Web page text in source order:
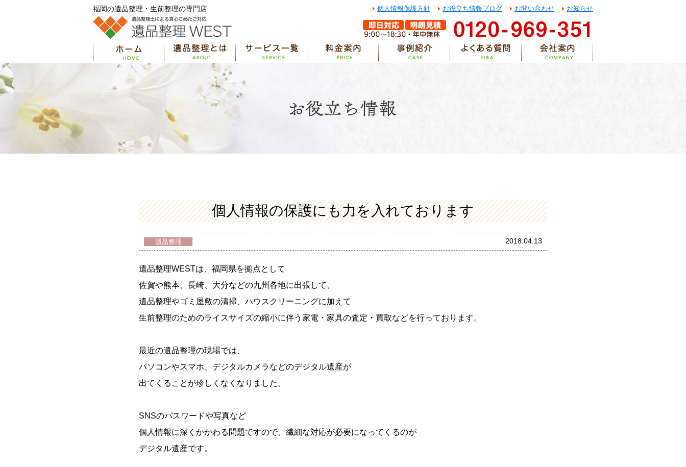
福岡の遺品整理・生前整理の専門店 個人情報保護方針 お役立ち情報ブログ お問い合わせ お知らせ
個人情報の保護にも力を入れております
遺品整理 2018.04.13
遺品整理WESTは、福岡県を拠点として
佐賀や熊本、長崎、大分などの九州各地に出張して、
遺品整理やゴミ屋敷の清掃、ハウスクリーニングに加えて
生前整理のためのライスサイズの縮小に伴う家電・家具の査定・買取などを行っております。
最近の遺品整理の現場では、
パソコンやスマホ、デジタルカメラなどのデジタル遺産が
出てくることが珍しくなくなりました。
SNSのパスワードや写真など
個人情報に深くかかわる問題ですので、繊細な対応が必要になってくるのが
デジタル遺産です。